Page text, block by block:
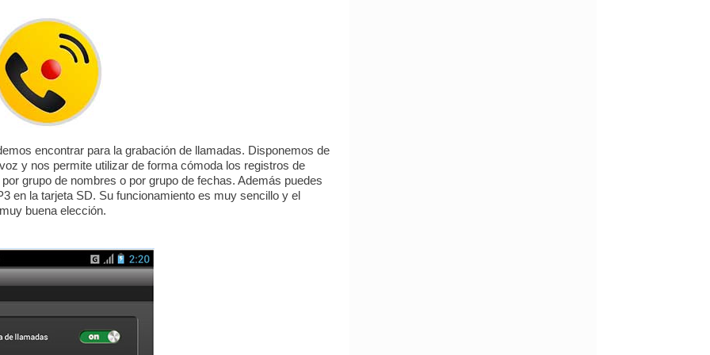
encontrar para la grabación de llamadas. Disponemos de
y nos permite utilizar de forma cómoda los registros de
grupo de nombres o por grupo de fechas. Además puedes
en la tarjeta SD. Su funcionamiento es muy sencillo y el
buena elección.